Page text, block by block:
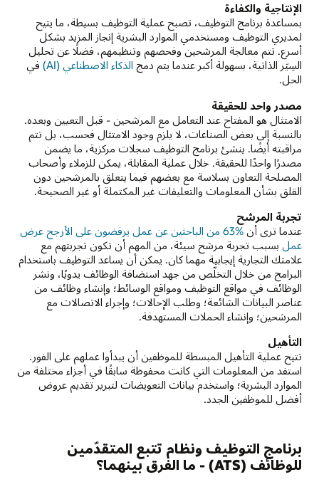
الإنتاجية والكفاءة
بمساعدة برنامج التوظيف، تصبح عملية التوظيف بسيطة، ما يتيح
لمديري التوظيف ومستخدمي الموارد البشرية إنجاز المزيد بشكل
أسرع. تتم معالجة المرشحين وفحصهم وتنظيمهم، فضلًا عن تحليل
السِيَر الذاتية، بسهولة أكبر عندما يتم دمج الذكاء الاصطناعي (AI)
في
الحل.
مصدر واحد للحقيقة
الامتثال هو المفتاح عند التعامل مع المرشحين - قبل التعيين وبعده.
بالنسبة إلى بعض الصناعات، لا يلزم وجود الامتثال فحسب، بل تتم
مراقبته أيضًا. ينشئ برنامج التوظيف سجلات مركزية، ما يضمن
مصدرًا واحدًا للحقيقة. خلال عملية المقابلة، يمكن للزملاء وأصحاب
المصلحة التعاون بسلاسة مع بعضهم فيما يتعلق بالمرشحين دون
القلق بشأن المعلومات والتعليقات غير المكتملة أو غير الصحيحة.
تجربة المرشح
عندما ترى أن
‏63% من الباحثين عن عمل يرفضون على الأرجح عرض
عمل بسبب تجربة مرشح سيئة، من المهم أن تكون تجربتهم مع
علامتك التجارية إيجابية مهما كان. يمكن أن يساعد التوظيف باستخدام
البرامج من خلال التخلّص من جهد استضافة الوظائف يدويًا، ونشر
الوظائف في مواقع التوظيف ومواقع الوسائط؛ وإنشاء وظائف من
عناصر البيانات الشائعة؛ وطلب الإحالات؛ وإجراء الاتصالات مع
المرشحين؛ وإنشاء الحملات المستهدفة.
التأهيل
تتيح عملية التأهيل المبسطة للموظفين أن يبدأوا عملهم على الفور.
استفد من المعلومات التي كانت محفوظة سابقًا في أجزاء مختلفة من
الموارد البشرية؛ واستخدم بيانات التعويضات لتبرير تقديم عروض
أفضل للموظفين الجدد.
برنامج التوظيف ونظام تتبع المتقدّمين
للوظائف (ATS) - ما الفرق بينهما؟